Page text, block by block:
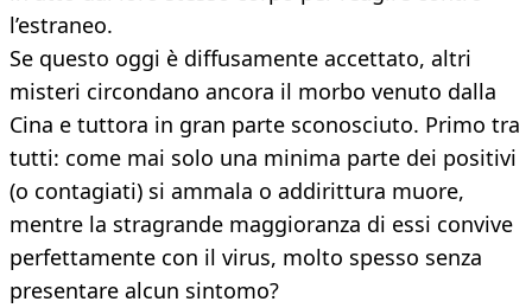
l’estraneo.
Se questo oggi è diffusamente accettato, altri
misteri circondano ancora il morbo venuto dalla
Cina e tuttora in gran parte sconosciuto. Primo tra
tutti: come mai solo una minima parte dei positivi
(o contagiati) si ammala o addirittura muore,
mentre la stragrande maggioranza di essi convive
perfettamente con il virus, molto spesso senza
presentare alcun sintomo?